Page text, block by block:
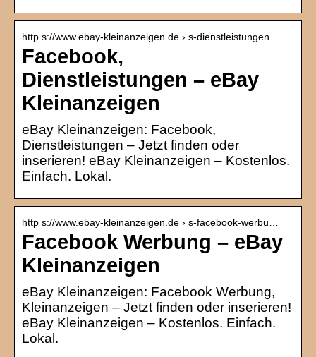
http s://www.ebay-kleinanzeigen.de › s-dienstleistungen
Facebook,
Dienstleistungen – eBay
Kleinanzeigen
eBay Kleinanzeigen: Facebook,
Dienstleistungen – Jetzt finden oder
inserieren! eBay Kleinanzeigen – Kostenlos.
Einfach. Lokal.
http s://www.ebay-kleinanzeigen.de › s-facebook-werbu…
Facebook Werbung – eBay
Kleinanzeigen
eBay Kleinanzeigen: Facebook Werbung,
Kleinanzeigen – Jetzt finden oder inserieren!
eBay Kleinanzeigen – Kostenlos. Einfach.
Lokal.